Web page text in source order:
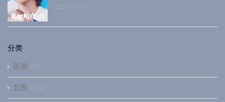
2025-11-23
分类
亚洲 53
北美 425